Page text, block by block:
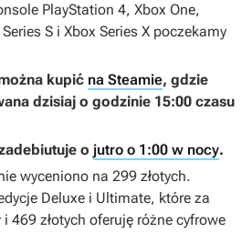
PlayStation 4, Xbox One,
S i Xbox Series X poczekamy
kupić na Steamie, gdzie
dzisiaj o godzinie 15:00 czasu
o jutro o 1:00 w nocy.
wyceniono na 299 złotych.
Deluxe i Ultimate, które za
469 złotych oferuję różne cyfrowe